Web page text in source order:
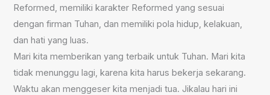
Reformed, memiliki karakter Reformed yang sesuai
dengan firman Tuhan, dan memiliki pola hidup, kelakuan,
dan hati yang luas.
Mari kita memberikan yang terbaik untuk Tuhan. Mari kita
tidak menunggu lagi, karena kita harus bekerja sekarang.
Waktu akan menggeser kita menjadi tua. Jikalau hari ini